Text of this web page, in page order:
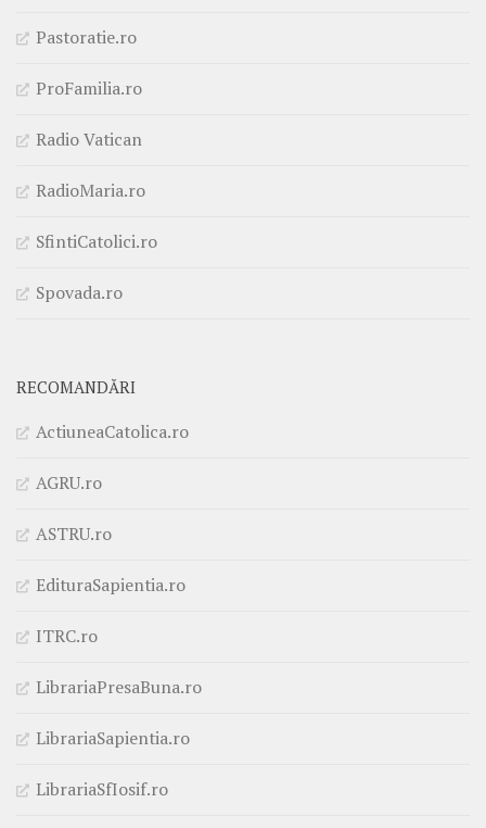
Pastoratie.ro
ProFamilia.ro
Radio Vatican
RadioMaria.ro
SfintiCatolici.ro
Spovada.ro
RECOMANDĂRI
ActiuneaCatolica.ro
AGRU.ro
ASTRU.ro
EdituraSapientia.ro
ITRC.ro
LibrariaPresaBuna.ro
LibrariaSapientia.ro
LibrariaSfIosif.ro